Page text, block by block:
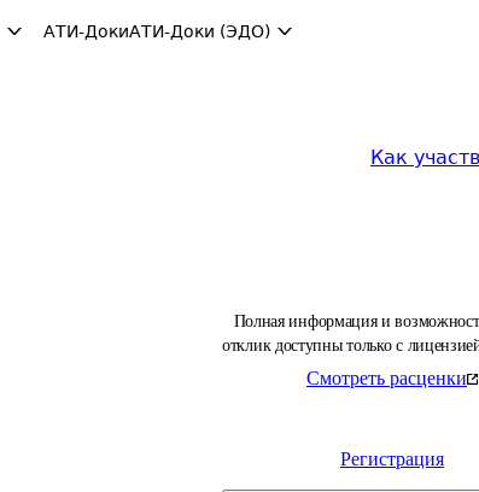
АТИ-ДокиАТИ-Доки (ЭДО)
Как
Полная информация и
отклик доступны только с
Смотреть расценки
Регистрация